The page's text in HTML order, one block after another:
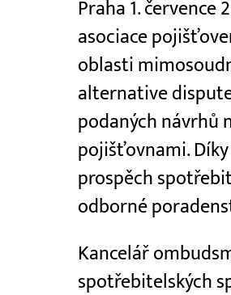
Praha 1. července
asociace
oblasti
alternative
podaných návrhů
pojišťovnami.
prospěch
odborné
Kancelář
spotřebitelských